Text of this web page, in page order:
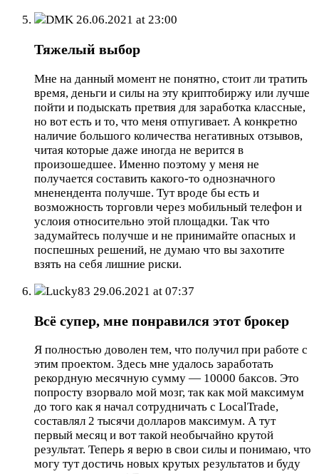
DMK 26.06.2021 at 23:00
Тяжелый выбор
Мне на данный момент не понятно, стоит ли тратить
время, деньги и силы на эту криптобиржу или лучше
пойти и подыскать претвия для заработка классные,
но вот есть и то, что меня отпугивает. А конкретно
наличие большого количества негативных отзывов,
читая которые даже иногда не верится в
произошедшее. Именно поэтому у меня не
получается составить какого-то однозначного
мненендента получше. Тут вроде бы есть и
возможность торговли через мобильный телефон и
услоия относительно этой площадки. Так что
задумайтесь получше и не принимайте опасных и
поспешных решений, не думаю что вы захотите
взять на себя лишние риски.
Lucky83 29.06.2021 at 07:37
Всё супер, мне понравился этот брокер
Я полностью доволен тем, что получил при работе с
этим проектом. Здесь мне удалось заработать
рекордную месячную сумму — 10000 баксов. Это
попросту взорвало мой мозг, так как мой максимум
до того как я начал сотрудничать с LocalTrade,
составлял 2 тысячи долларов максимум. А тут
первый месяц и вот такой необычайно крутой
результат. Теперь я верю в свои силы и понимаю, что
могу тут достичь новых крутых результатов и буду